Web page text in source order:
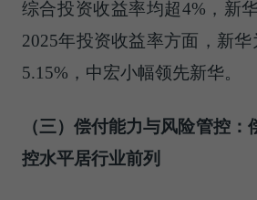
综合投资收益率均超4%，新
2025年投资收益率方面，新华
5.15%，中宏小幅领先新华。
（三）偿付能力与风险管控：
控水平居行业前列